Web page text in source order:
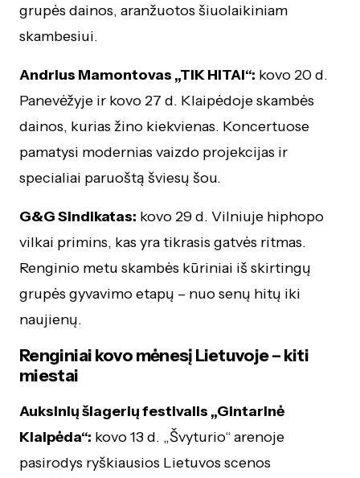
grupės dainos, aranžuotos šiuolaikiniam
skambesiui.
Andrius Mamontovas „TIK HITAI“: kovo 20 d.
Panevėžyje ir kovo 27 d. Klaipėdoje skambės
dainos, kurias žino kiekvienas. Koncertuose
pamatysi modernias vaizdo projekcijas ir
specialiai paruoštą šviesų šou.
G&G Sindikatas: kovo 29 d. Vilniuje hiphopo
vilkai primins, kas yra tikrasis gatvės ritmas.
Renginio metu skambės kūriniai iš skirtingų
grupės gyvavimo etapų – nuo senų hitų iki
naujienų.
Renginiai kovo mėnesį Lietuvoje – kiti
miestai
Auksinių šlagerių festivalis „Gintarinė
Klaipėda“: kovo 13 d. „Švyturio“ arenoje
pasirodys ryškiausios Lietuvos scenos